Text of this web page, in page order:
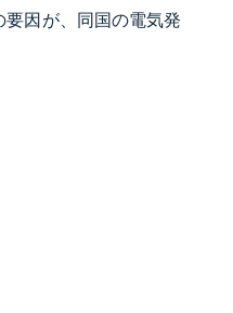
因が、同国の電気発